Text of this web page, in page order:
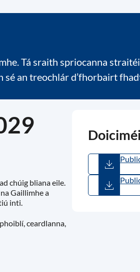
Tá sraith spriocanna
an treochlár d’fhorbairt
chúig bliana eile.
Gaillimhe a
inti.
ceardlanna,